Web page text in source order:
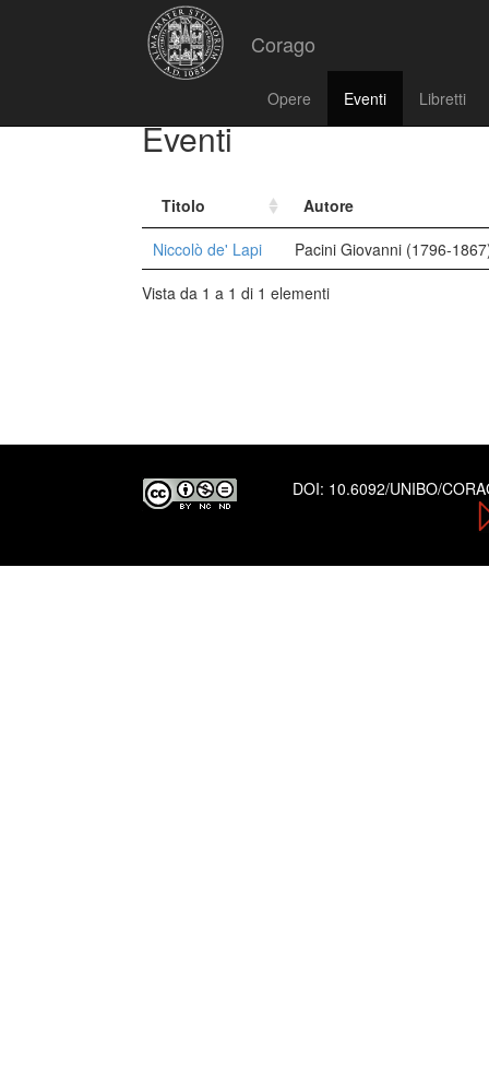
Corago
Opere Eventi Libretti
Eventi
Titolo
Autore
Niccolò de' Lapi
Pacini Giovanni (1796-
Vista da 1 a 1 di 1 elementi
DOI: 10.6092/UNIBO/